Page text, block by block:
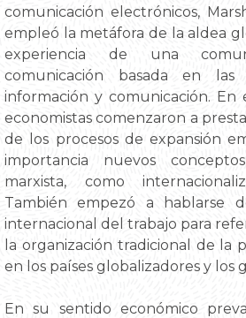
comunicación electrónicos,
empleó la metáfora de la aldea
experiencia de una
comunicación basada en
información y comunicación. En
economistas comenzaron a
de los procesos de expansión
importancia nuevos
marxista, como
También empezó a hablarse
internacional del trabajo para
la organización tradicional de la
en los países globalizadores y los
En su sentido económico